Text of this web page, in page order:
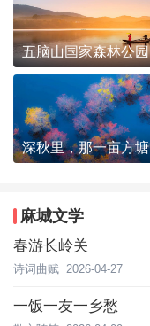
五脑山国家森林公园
深秋里，那一亩方塘
麻城文学
春游长岭关
诗词曲赋 2026-04-27
一饭一友一乡愁